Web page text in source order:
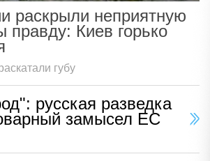
раскрыли неприятную
правду: Киев горько
губу
русская разведка
замысел ЕС